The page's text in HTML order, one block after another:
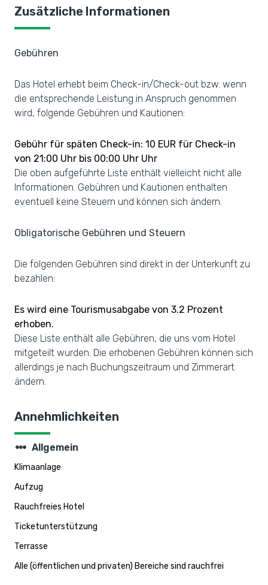
Zusätzliche Informationen
Gebühren
Das Hotel erhebt beim Check-in/Check-out bzw. wenn
die entsprechende Leistung in Anspruch genommen
wird, folgende Gebühren und Kautionen:
Gebühr für späten Check-in: 10 EUR für Check-in
von 21:00 Uhr bis 00:00 Uhr Uhr
Die oben aufgeführte Liste enthält vielleicht nicht alle
Informationen. Gebühren und Kautionen enthalten
eventuell keine Steuern und können sich ändern.
Obligatorische Gebühren und Steuern
Die folgenden Gebühren sind direkt in der Unterkunft zu
bezahlen:
Es wird eine Tourismusabgabe von 3.2 Prozent
erhoben.
Diese Liste enthält alle Gebühren, die uns vom Hotel
mitgeteilt wurden. Die erhobenen Gebühren können sich
allerdings je nach Buchungszeitraum und Zimmerart
ändern.
Annehmlichkeiten
steppers Allgemein
Klimaanlage
Aufzug
Rauchfreies Hotel
Ticketunterstützung
Terrasse
Alle (öffentlichen und privaten) Bereiche sind rauchfrei